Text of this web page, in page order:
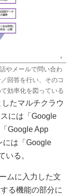
やメールで問い合わ
回答を行い、そのコ
効率化を図っている
たマルチクラウ
には「Google
Google App
には「Google
いる。
ムに入力した文
る機能の部分に